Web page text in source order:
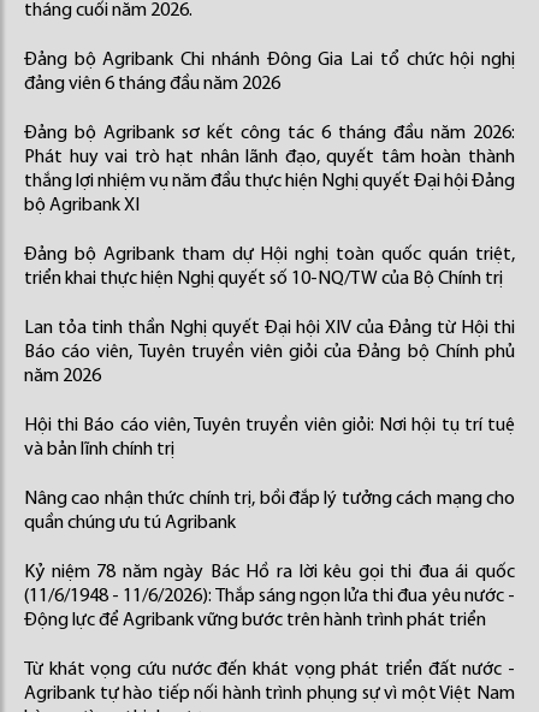
tháng cuối năm 2026.
Đảng bộ Agribank Chi nhánh Đông Gia Lai tổ chức hội nghị
đảng viên 6 tháng đầu năm 2026
Đảng bộ Agribank sơ kết công tác 6 tháng đầu năm 2026:
Phát huy vai trò hạt nhân lãnh đạo, quyết tâm hoàn thành
thắng lợi nhiệm vụ năm đầu thực hiện Nghị quyết Đại hội Đảng
bộ Agribank XI
Đảng bộ Agribank tham dự Hội nghị toàn quốc quán triệt,
triển khai thực hiện Nghị quyết số 10-NQ/TW của Bộ Chính trị
Lan tỏa tinh thần Nghị quyết Đại hội XIV của Đảng từ Hội thi
Báo cáo viên, Tuyên truyền viên giỏi của Đảng bộ Chính phủ
năm 2026
Hội thi Báo cáo viên, Tuyên truyền viên giỏi: Nơi hội tụ trí tuệ
và bản lĩnh chính trị
Nâng cao nhận thức chính trị, bồi đắp lý tưởng cách mạng cho
quần chúng ưu tú Agribank
Kỷ niệm 78 năm ngày Bác Hồ ra lời kêu gọi thi đua ái quốc
(11/6/1948 - 11/6/2026): Thắp sáng ngọn lửa thi đua yêu nước -
Động lực để Agribank vững bước trên hành trình phát triển
Từ khát vọng cứu nước đến khát vọng phát triển đất nước -
Agribank tự hào tiếp nối hành trình phụng sự vì một Việt Nam